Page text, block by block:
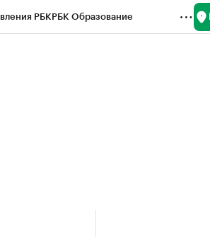
РБКРБК Образование